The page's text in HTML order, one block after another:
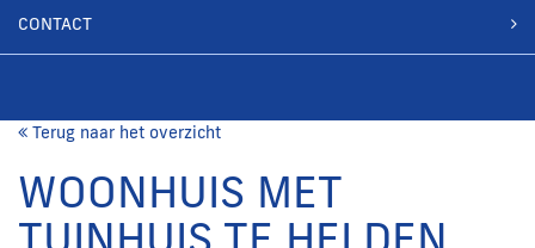
CONTACT
Terug naar het overzicht
WOONHUIS MET
TUINHUIS TE HELDEN